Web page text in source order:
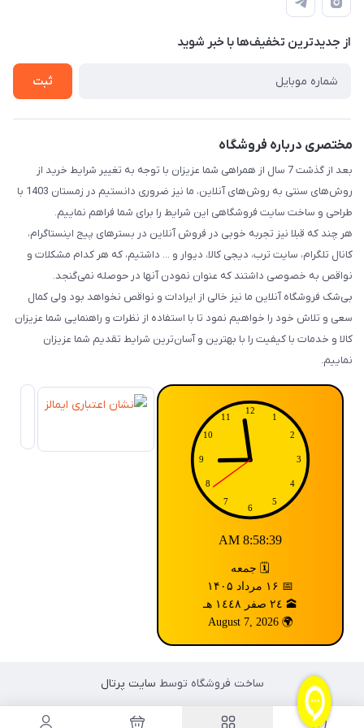
تماس با ما
فرم سفارش محصولات ناموجود
حریم خصوصی
راهنما
از جدید‌ترین تخفیف‌ها با‌ خبر شوید
ثبت
مختصری درباره فروشگاه
بعد از گذشت 7 سال از همراهی شما عزیزان با توجه به تغییر شرایط خرید از
روش‌های سنتی به روش‌های آنلاین، ما نیز ضروری دانستیم در زمستان 1403 با
طراحی و ساخت سایت فروشگاهی این شرایط را برای شما فراهم نماییم.
هر چند که قبلا نیز تجربه خوبی در فروش آنلاین در بسترهای پیج اینستاگرام،
کانال تلگرام، سایت ترب، دیجی کالا، دیوار و ... داشتیم، که هر کدام مشکلات و
نواقص به خصوصی داشتند که عنوان نمودن آنها در حوصله نمی‌گنجد.
بی‌شک فروشگاه آنلاین ما نیز خالی از ایرادات و نواقص نخواهد بود ولی کمال
سعی و تلاش خود را خواهیم نمود تا با استفاده از نظرات و راهنمایی شما عزیزان
کالا و خدمات با کیفیت را با بهترین و آسان‌ترین شرایط تقدیم شما عزیزان
نماییم.
8:58:39 AM
🗓️ جمعه
📅 ۱۶ مرداد ۱۴۰۵
🕋 ٢٤ صفر ١٤٤٨ هـ
🌍 August 7, 2026
ساخت فروشگاه توسط سایت پرتال